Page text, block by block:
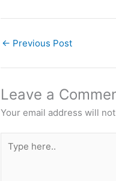
← Previous Post
Leave a
Your email address will
here..